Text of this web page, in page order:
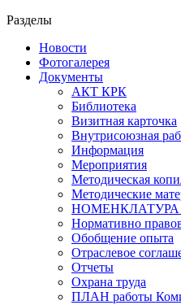
Разделы
Новости
Фотогалерея
Документы
АКТ КРК
Библиотека
Визитная карточка
Внутрисоюзная
Информация
Мероприятия
Методическая
Методические
НОМЕНКЛАТУРА
Нормативно
Обобщение опыта
Отраслевое
Отчеты
Охрана труда
ПЛАН работы